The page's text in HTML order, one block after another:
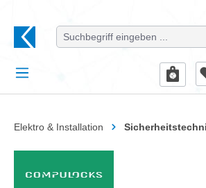
Elektro & Installation